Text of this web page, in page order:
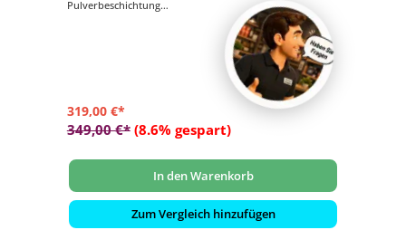
Pulverbeschichtung
- Schnelle Installation und einfache Bedienung
- Schaumstoffgriffe bieten extra Halt und Komfort
- Ausgestattet mit einem TowelMate Handtuchhalter
319,00 €*
349,00 €* (8.6% gespart)
In den Warenkorb
Zum Vergleich hinzufügen